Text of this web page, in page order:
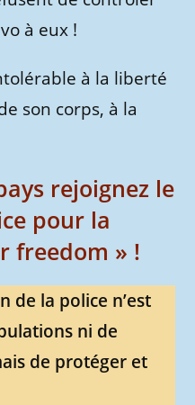
à eux !
à la liberté
son corps, à la
rejoignez le
pour la
freedom » !
de la police n’est
ni de
de protéger et